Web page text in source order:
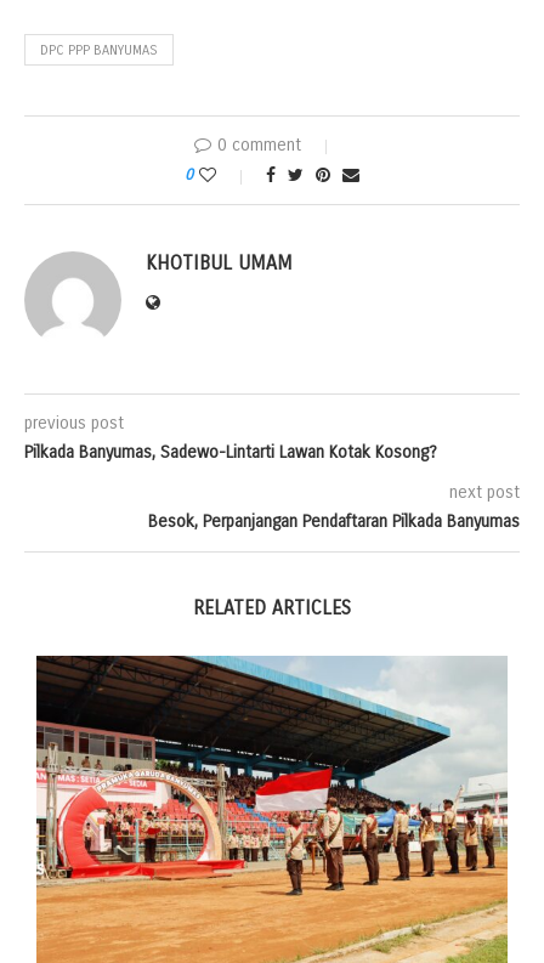
DPC PPP BANYUMAS
0 comment
0
KHOTIBUL UMAM
previous post
Pilkada Banyumas, Sadewo-Lintarti Lawan Kotak Kosong?
next post
Besok, Perpanjangan Pendaftaran Pilkada Banyumas
RELATED ARTICLES